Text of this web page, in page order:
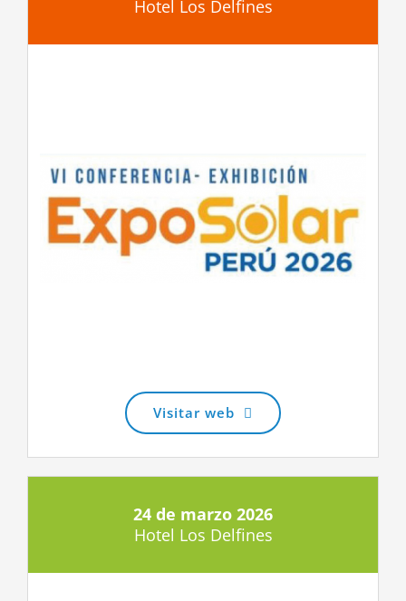
Hotel Los Delfines
Visitar web
24 de marzo 2026
Hotel Los Delfines